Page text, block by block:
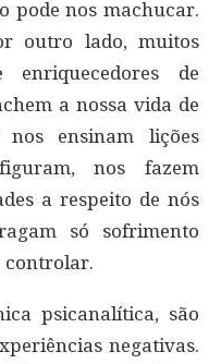
pode nos machucar.
outro lado, muitos
enriquecedores de
a nossa vida de
ensinam lições
nos fazem
a respeito de nós
só sofrimento
controlar.
psicanalítica, são
negativas.